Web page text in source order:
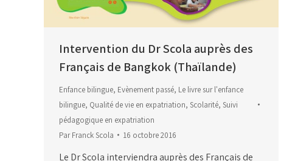
Intervention du Dr Scola auprès des
Français de Bangkok (Thaïlande)
Enfance bilingue, Evènement passé, Le livre sur l'enfance
bilingue, Qualité de vie en expatriation, Scolarité, Suivi
pédagogique en expatriation
ParFranck Scola 16 octobre 2016
Le Dr Scola interviendra auprès des Français de